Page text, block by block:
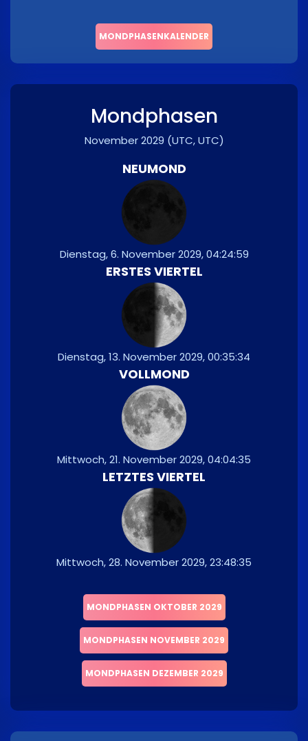
MONDPHASENKALENDER
Mondphasen
November 2029 (UTC, UTC)
NEUMOND
Dienstag, 6. November 2029, 04:24:59
ERSTES VIERTEL
Dienstag, 13. November 2029, 00:35:34
VOLLMOND
Mittwoch, 21. November 2029, 04:04:35
LETZTES VIERTEL
Mittwoch, 28. November 2029, 23:48:35
MONDPHASEN OKTOBER 2029
MONDPHASEN NOVEMBER 2029
MONDPHASEN DEZEMBER 2029